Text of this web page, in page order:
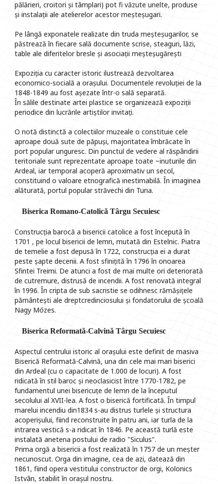
pălărieri, croitori și tâmplari) pot fi văzute unelte, produse
și instalații ale atelierelor acestor meșteșugari.
Pe lângă exponatele realizate din truda meșteșugarilor, se
păstrează în fiecare sală documente scrise, steaguri, lăzi,
table ale diferitelor bresle și asociații meșteșugărești
Expoziția cu caracter istoric ilustrează dezvoltarea
economico-socială a orașului. Documentele revoluției de la
1848-1849 au fost așezate într-o sală separată.
În sălile destinate artei plastice se organizează expoziții
periodice din lucrările artiștilor invitați.
O notă distinctă a colectiilor muzeale o constituie cele
aproape două sute de păpuși, majoritatea îmbrăcate în
port popular unguresc. Din punctul de vedere al răspândirii
teritoriale sunt reprezentate aproape toate ~inuturile din
Ardeal, iar temporal acoperă aproximativ un secol,
constituind o valoare etnografică inestimabilă. În imaginea
alăturată, portul popular străvechi din Turia.
Biserica Romano-Catolică Târgu Secuiesc
Construcția barocă a bisericii catolice a fost începută în
1701 , pe locul bisericii de lemn, mutată din Estelnic. Piatra
de temelie a fost depusă în 1722, construcția ei a durat
peste șapte decenii. A fost sfinițită în 1796 în onoarea
Sfintei Treimi. De atunci a fost de mai multe ori deteriorată
de cutremure, distrusă de incendii. A fost renovată integral
în 1996. În cripta de sub sacristie se odihnesc rămășițele
pământești ale dreptcredinciosului și fondatorului de școală
Nagy Mózes.
Biserica Reformată-Calvină Târgu Secuiesc
Aspectul centrului istoric al orașului este definit de masiva
Biserică Reformată-Calvină, una din cele mai mari biserici
din Ardeal (cu o capacitate de 1.000 de locuri). A fost
ridicată în stil baroc și neoclasicist între 1770-1782, pe
fundamentul unei bisericuțe de lemn de la începutul
secolului al XVII-lea. A fost o biserică fortificată. În timpul
marelui incendiu din1834 s-au distrus turlele și structura
acoperișului, fiind reconstruite în patru ani, iar turla de la
intrarea vestică s-a ridicat în 1846. Pe această turlă este
instalată anetena postului de radio "Siculus".
Prima orgă a bisericii a fost realizată în 1757 de un meșter
necunoscut. Orga din imagine, cea de azi, datează din
1861, fiind opera vestitului constructor de orgi, Kolonics
Istvân, stabilit în orașul nostru.